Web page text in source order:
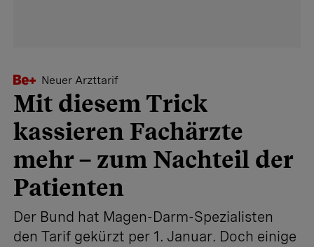
Neuer Arzttarif
Mit diesem Trick
kassieren Fachärzte
mehr – zum Nachteil der
Patienten
Der Bund hat Magen-Darm-Spezialisten
den Tarif gekürzt per 1. Januar. Doch einige